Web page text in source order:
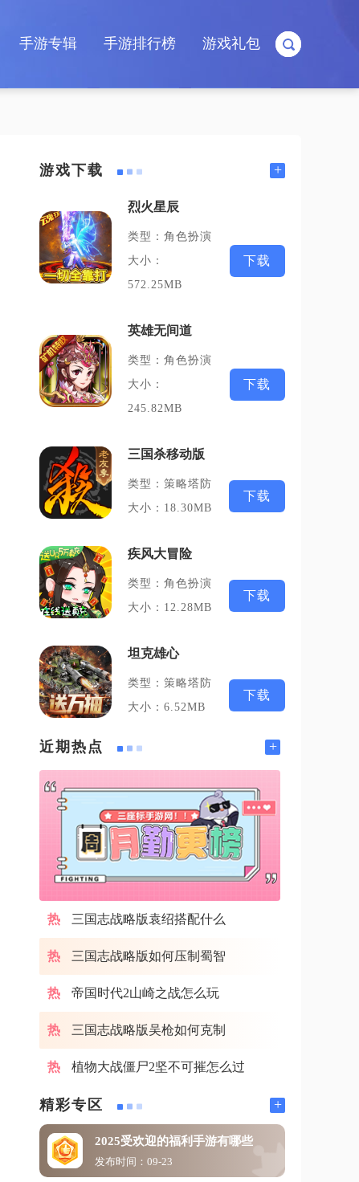
手游专辑 手游排行榜 游戏礼包
游戏下载 +
烈火星辰
类型：角色扮演
大小：
572.25MB
下载
英雄无间道
类型：角色扮演
大小：
245.82MB
下载
三国杀移动版
类型：策略塔防
大小：18.30MB
下载
疾风大冒险
类型：角色扮演
大小：12.28MB
下载
坦克雄心
类型：策略塔防
大小：6.52MB
下载
近期热点 +
三国志战略版袁绍搭配什么
三国志战略版如何压制蜀智
帝国时代2山崎之战怎么玩
三国志战略版吴枪如何克制
植物大战僵尸2坚不可摧怎么过
精彩专区 +
2025受欢迎的福利手游有哪些
发布时间：09-23